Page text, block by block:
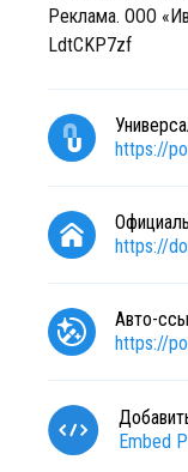
Реклама. ООО
LdtCKP7zf
https://
https://
Авто-
https://
Embed